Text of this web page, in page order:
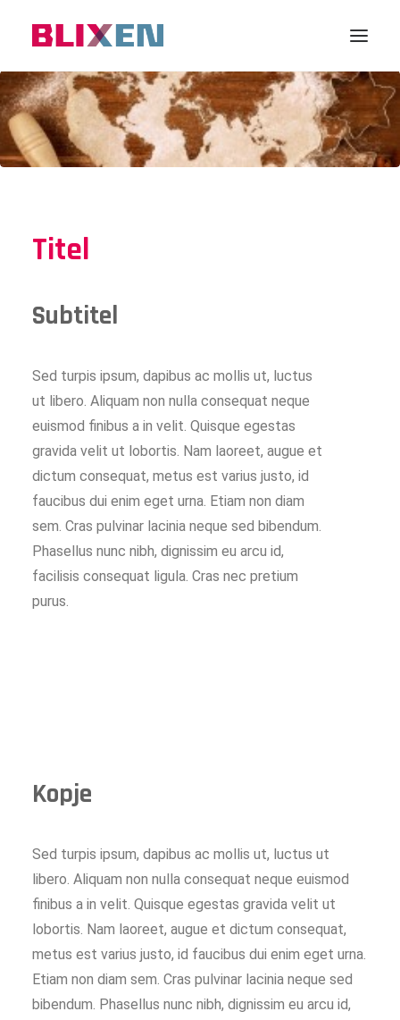
Titel
Subtitel
Sed turpis ipsum, dapibus ac mollis ut, luctus
ut libero. Aliquam non nulla consequat neque
euismod finibus a in velit. Quisque egestas
gravida velit ut lobortis. Nam laoreet, augue et
dictum consequat, metus est varius justo, id
faucibus dui enim eget urna. Etiam non diam
sem. Cras pulvinar lacinia neque sed bibendum.
Phasellus nunc nibh, dignissim eu arcu id,
facilisis consequat ligula. Cras nec pretium
purus.
Kopje
Sed turpis ipsum, dapibus ac mollis ut, luctus ut
libero. Aliquam non nulla consequat neque euismod
finibus a in velit. Quisque egestas gravida velit ut
lobortis. Nam laoreet, augue et dictum consequat,
metus est varius justo, id faucibus dui enim eget urna.
Etiam non diam sem. Cras pulvinar lacinia neque sed
bibendum. Phasellus nunc nibh, dignissim eu arcu id,